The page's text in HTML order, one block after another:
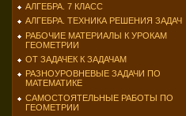
АЛГЕБРА. 7 КЛАСС
АЛГЕБРА. ТЕХНИКА РЕШЕНИЯ ЗАДАЧ
РАБОЧИЕ МАТЕРИАЛЫ К УРОКАМ
ГЕОМЕТРИИ
ОТ ЗАДАЧЕК К ЗАДАЧАМ
РАЗНОУРОВНЕВЫЕ ЗАДАЧИ ПО
МАТЕМАТИКЕ
САМОСТОЯТЕЛЬНЫЕ РАБОТЫ ПО
ГЕОМЕТРИИ